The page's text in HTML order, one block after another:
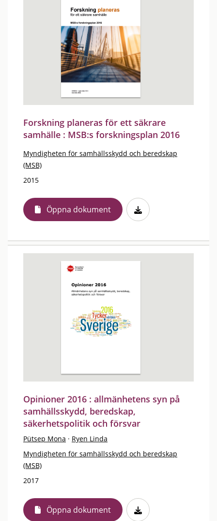
Forskning planeras för ett säkrare
samhälle : MSB:s forskningsplan 2016
Myndigheten för samhällsskydd och beredskap
(MSB)
2015
Öppna dokument
Opinioner 2016 : allmänhetens syn på
samhällsskydd, beredskap,
säkerhetspolitik och försvar
Pütsep Mona · Ryen Linda
Myndigheten för samhällsskydd och beredskap
(MSB)
2017
Öppna dokument